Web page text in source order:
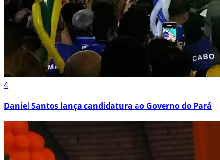
4
Daniel Santos lança candidatura ao Governo do Pará